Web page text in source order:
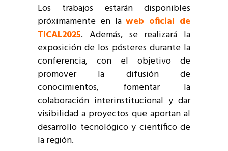
Los trabajos estarán disponibles
próximamente en laweb oficial de
TICAL2025. Además, se realizará la
exposición de los pósteres durante la
conferencia, con el objetivo de
promover la difusión de
conocimientos, fomentar la
colaboración interinstitucional y dar
visibilidad a proyectos que aportan al
desarrollo tecnológico y científico de
la región.